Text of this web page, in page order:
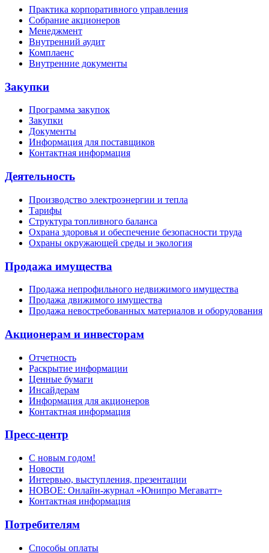
Практика корпоративного управления
Собрание акционеров
Менеджмент
Внутренний аудит
Комплаенс
Внутренние документы
Закупки
Программа закупок
Закупки
Документы
Информация для поставщиков
Контактная информация
Деятельность
Производство электроэнергии и тепла
Тарифы
Структура топливного баланса
Охрана здоровья и обеспечение безопасности труда
Охраны окружающей среды и экология
Продажа имущества
Продажа непрофильного недвижимого имущества
Продажа движимого имущества
Продажа невостребованных материалов и оборудования
Акционерам и инвесторам
Отчетность
Раскрытие информации
Ценные бумаги
Инсайдерам
Информация для акционеров
Контактная информация
Пресс-центр
С новым годом!
Новости
Интервью, выступления, презентации
НОВОЕ: Онлайн-журнал «Юнипро Мегаватт»
Контактная информация
Потребителям
Способы оплаты